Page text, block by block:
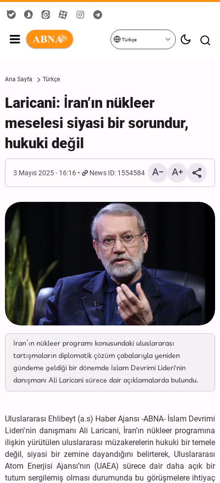
Türkçe
Ana Sayfa Türkçe
Laricani: İran’ın nükleer
meselesi siyasi bir sorundur,
hukuki değil
3 Mayıs 2025 - 16:16 News ID: 1554584
İran’ın nükleer programı konusundaki uluslararası
tartışmaların diplomatik çözüm çabalarıyla yeniden
gündeme geldiği bir dönemde İslam Devrimi Lideri'nin
danışmanı Ali Laricani sürece dair açıklamalarda bulundu.
Uluslararası Ehlibeyt (a.s) Haber Ajansı -ABNA- İslam Devrimi
Lideri'nin danışmanı Ali Laricani, İran’ın nükleer programına
ilişkin yürütülen uluslararası müzakerelerin hukuki bir temele
değil, siyasi bir zemine dayandığını belirterek, Uluslararası
Atom Enerjisi Ajansı’nın (UAEA) sürece dair daha açık bir
tutum sergilemiş olması durumunda bu görüşmelere ihtiyaç